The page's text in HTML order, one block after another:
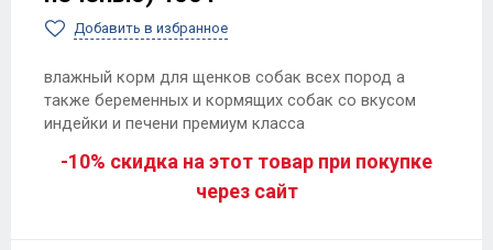
Добавить в избранное
влажный корм для щенков собак всех пород а
также беременных и кормящих собак со вкусом
индейки и печени премиум класса
-10% скидка на этот товар при покупке
через сайт